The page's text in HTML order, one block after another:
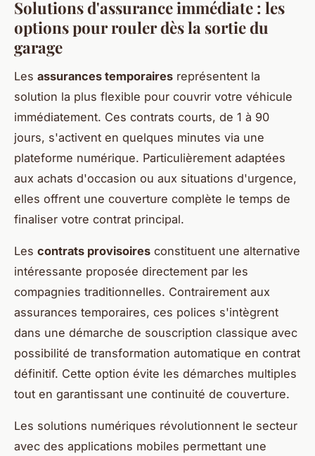
Solutions d'assurance immédiate : les
options pour rouler dès la sortie du
garage
Les assurances temporaires représentent la
solution la plus flexible pour couvrir votre véhicule
immédiatement. Ces contrats courts, de 1 à 90
jours, s'activent en quelques minutes via une
plateforme numérique. Particulièrement adaptées
aux achats d'occasion ou aux situations d'urgence,
elles offrent une couverture complète le temps de
finaliser votre contrat principal.
Les contrats provisoires constituent une alternative
intéressante proposée directement par les
compagnies traditionnelles. Contrairement aux
assurances temporaires, ces polices s'intègrent
dans une démarche de souscription classique avec
possibilité de transformation automatique en contrat
définitif. Cette option évite les démarches multiples
tout en garantissant une continuité de couverture.
Les solutions numériques révolutionnent le secteur
avec des applications mobiles permettant une